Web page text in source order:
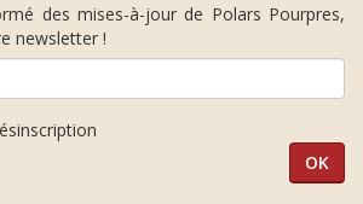
des mises-à-jour de Polars Pourpres,
newsletter !